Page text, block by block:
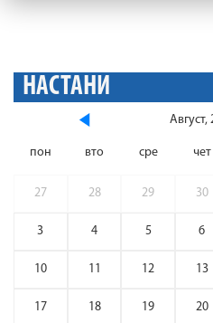
НАСТАНИ
Август,
пон вто сре чет
27 28 29 30
3 4 5 6
10 11 12 13
17 18 19 20